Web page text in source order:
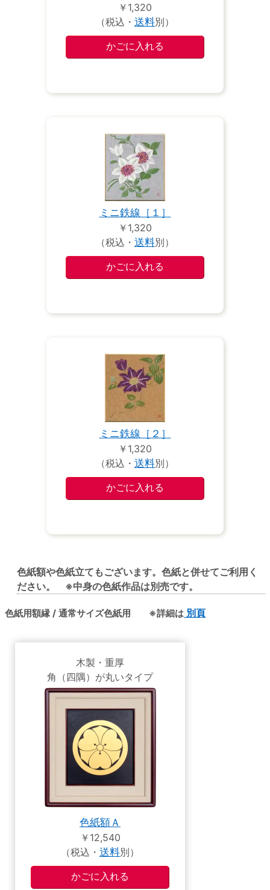
￥1,320
（税込・ 送料別）
ミニ鉄線［１］
￥1,320
（税込・ 送料別）
ミニ鉄線［２］
￥1,320
（税込・ 送料別）
色紙額や色紙立てもございます。色紙と併せてご利用く
ださい。 ※中身の色紙作品は別売です。
色紙用額縁 / 通常サイズ色紙用 ※詳細は 別頁
木製・重厚
角（四隅）が丸いタイプ
色紙額Ａ
￥12,540
（税込・ 送料別）